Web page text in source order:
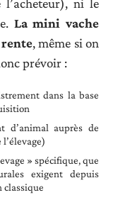
La mini vache
, même si on
prévoir :
dans la base
d’animal auprès de
» spécifique, que
exigent depuis
classique